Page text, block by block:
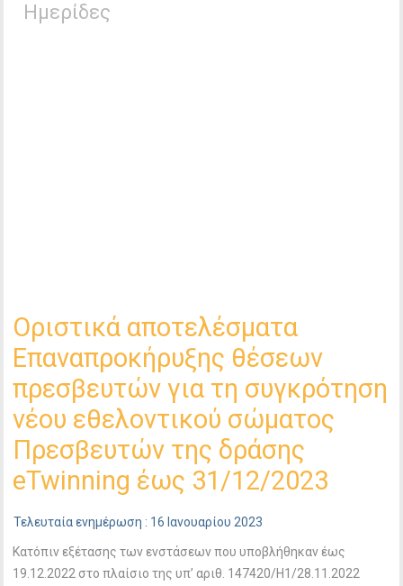
Ημερίδες
Οριστικά αποτελέσματα
Επαναπροκήρυξης θέσεων
πρεσβευτών για τη συγκρότηση
νέου εθελοντικού σώματος
Πρεσβευτών της δράσης
eTwinning έως 31/12/2023
Τελευταία ενημέρωση : 16 Ιανουαρίου 2023
Κατόπιν εξέτασης των ενστάσεων που υποβλήθηκαν έως
19.12.2022 στο πλαίσιο της υπ’ αριθ. 147420/Η1/28.11.2022